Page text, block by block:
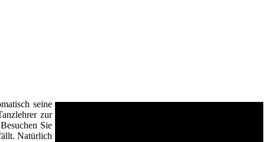
seine
zur
Sie
Natürlich